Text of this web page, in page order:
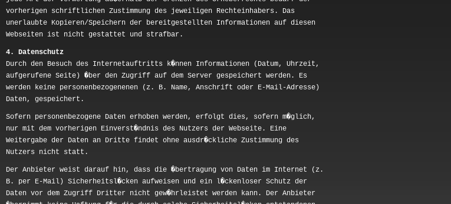
vorherigen schriftlichen Zustimmung des jeweiligen Rechteinhabers. Das
unerlaubte Kopieren/Speichern der bereitgestellten Informationen auf diesen
Webseiten ist nicht gestattet und strafbar.
4. Datenschutz
Durch den Besuch des Internetauftritts k�nnen Informationen (Datum, Uhrzeit,
aufgerufene Seite) �ber den Zugriff auf dem Server gespeichert werden. Es
werden keine personenbezogenenen (z. B. Name, Anschrift oder E-Mail-Adresse)
Daten, gespeichert.
Sofern personenbezogene Daten erhoben werden, erfolgt dies, sofern m�glich,
nur mit dem vorherigen Einverst�ndnis des Nutzers der Webseite. Eine
Weitergabe der Daten an Dritte findet ohne ausdr�ckliche Zustimmung des
Nutzers nicht statt.
Der Anbieter weist darauf hin, dass die �bertragung von Daten im Internet (z.
B. per E-Mail) Sicherheitsl�cken aufweisen und ein l�ckenloser Schutz der
Daten vor dem Zugriff Dritter nicht gew�hrleistet werden kann. Der Anbieter